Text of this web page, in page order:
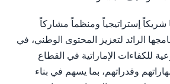
إستراتيجياً ومنظماً مشاركاً
الرائد لتعزيز المحتوى الوطني، في
للكفاءات الإماراتية في القطاع
وقدراتهم، بما يسهم في بناء